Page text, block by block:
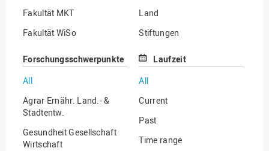
Fakultät MKT
Fakultät WiSo
Land
Stiftungen
Sonstige
Forschungsschwerpunkte
All
Agrar Ernähr. Land.- &
Stadtentw.
Gesundheit Gesellschaft
Wirtschaft
Laufzeit
All
Current
Past
Time range